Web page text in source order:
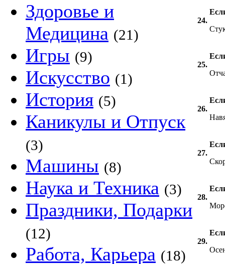
Здоровье и
Медицина (21)
Игры (9)
Искусство (1)
История (5)
Каникулы и Отпуск
(3)
Машины (8)
Наука и Техника (3)
Праздники, Подарки
(12)
Работа, Карьера (18)
24.
25.
26.
27.
28.
29.